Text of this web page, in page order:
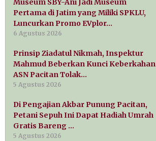
Museum SBY-Ani Jadi Museum
Pertama di Jatim yang Miliki SPKLU,
Luncurkan Promo EVplor…
6 Agustus 2026
Prinsip Ziadatul Nikmah, Inspektur
Mahmud Beberkan Kunci Keberkahan
ASN Pacitan Tolak…
5 Agustus 2026
Di Pengajian Akbar Punung Pacitan,
Petani Sepuh Ini Dapat Hadiah Umrah
Gratis Bareng …
5 Agustus 2026